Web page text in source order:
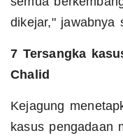
dikejar," jawabnya
7 Tersangka
Chalid
Kejagung
kasus pengadaan